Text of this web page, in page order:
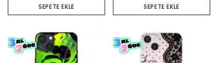
SEPETE EKLE SEPETE EKLE